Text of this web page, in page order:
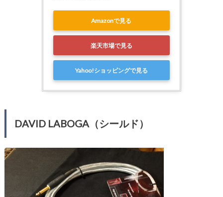
Amazonで見る
楽天市場で見る
Yahoo!ショッピングで見る
DAVID LABOGA（シールド）